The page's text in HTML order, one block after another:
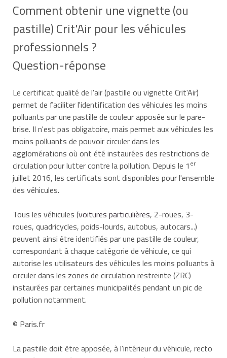
Comment obtenir une vignette (ou
pastille) Crit'Air pour les véhicules
professionnels ?
Question-réponse
Le certificat qualité de l'air (pastille ou vignette Crit'Air)
permet de faciliter l'identification des véhicules les moins
polluants par une pastille de couleur apposée sur le pare-
brise. Il n'est pas obligatoire, mais permet aux véhicules les
moins polluants de pouvoir circuler dans les
agglomérations où ont été instaurées des restrictions de
circulation pour lutter contre la pollution. Depuis le 1 er
juillet 2016, les certificats sont disponibles pour l'ensemble
des véhicules.
Tous les véhicules (voitures particulières, 2-roues, 3-
roues, quadricycles, poids-lourds, autobus, autocars...)
peuvent ainsi être identifiés par une pastille de couleur,
correspondant à chaque catégorie de véhicule, ce qui
autorise les utilisateurs des véhicules les moins polluants à
circuler dans les zones de circulation restreinte (ZRC)
instaurées par certaines municipalités pendant un pic de
pollution notamment.
© Paris.fr
La pastille doit être apposée, à l'intérieur du véhicule, recto